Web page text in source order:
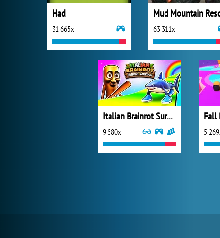
Had
31 665x 63 311x
Italian Brainrot Survive Parkour
9 580x
Fall
5